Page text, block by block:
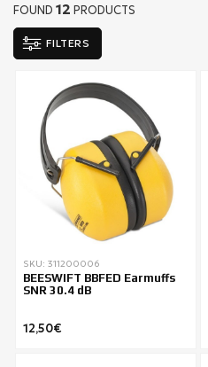
FOUND 12 PRODUCTS
FILTERS
SKU: 311200006
BEESWIFT BBFED Earmuffs
SNR 30.4 dB
12,50€